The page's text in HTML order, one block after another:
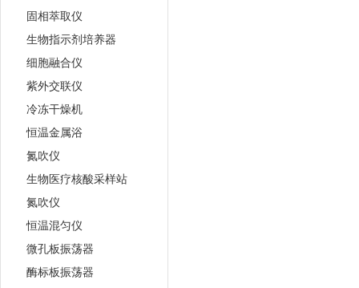
固相萃取仪
生物指示剂培养器
细胞融合仪
紫外交联仪
冷冻干燥机
恒温金属浴
氮吹仪
生物医疗核酸采样站
氮吹仪
恒温混匀仪
微孔板振荡器
酶标板振荡器